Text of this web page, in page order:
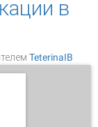
в
TeterinaIB